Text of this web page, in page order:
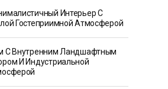
Интерьер С
Гостеприимной Атмосферой
С Внутренним Ландшафтным
И Индустриальной